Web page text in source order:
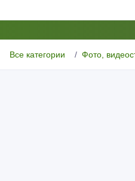
Все категории Фото,